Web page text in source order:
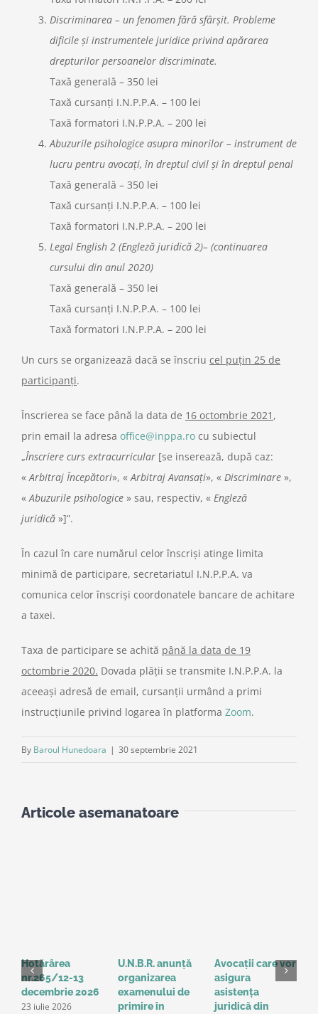
Discriminarea – un fenomen fără sfârșit. Probleme
dificile și instrumentele juridice privind apărarea
drepturilor persoanelor discriminate.
Taxă generală – 350 lei
Taxă cursanți I.N.P.P.A. – 100 lei
Taxă formatori I.N.P.P.A. – 200 lei
Abuzurile psihologice asupra minorilor – instrument de
lucru pentru avocați, în dreptul civil și în dreptul penal
Taxă generală – 350 lei
Taxă cursanți I.N.P.P.A. – 100 lei
Taxă formatori I.N.P.P.A. – 200 lei
Legal English 2 (Engleză juridică 2)– (continuarea
cursului din anul 2020)
Taxă generală – 350 lei
Taxă cursanți I.N.P.P.A. – 100 lei
Taxă formatori I.N.P.P.A. – 200 lei
Un curs se organizează dacă se înscriu cel puțin 25 de
participanți.
Înscrierea se face până la data de 16 octombrie 2021 ,
prin email la adresa office@inppa.ro cu subiectul
„Înscriere curs extracurricular [se inserează, după caz:
« Arbitraj Începători», « Arbitraj Avansați», « Discriminare »,
« Abuzurile psihologice » sau, respectiv, « Engleză
juridică »]”.
În cazul în care numărul celor înscriși atinge limita
minimă de participare, secretariatul I.N.P.P.A. va
comunica celor înscriși coordonatele bancare de achitare
a taxei.
Taxa de participare se achită până la data de 19
octombrie 2020. Dovada plății se transmite I.N.P.P.A. la
aceeași adresă de email, cursanții urmând a primi
instrucțiunile privind logarea în platforma Zoom.
By Baroul Hunedoara | 30 septembrie 2021
Articole asemanatoare
Hotărârea
nr.265/12-13
decembrie 2026
23 iulie 2026
U.N.B.R. anunță
organizarea
examenului de
primire în
Avocații care vor
asigura
asistența
juridică din